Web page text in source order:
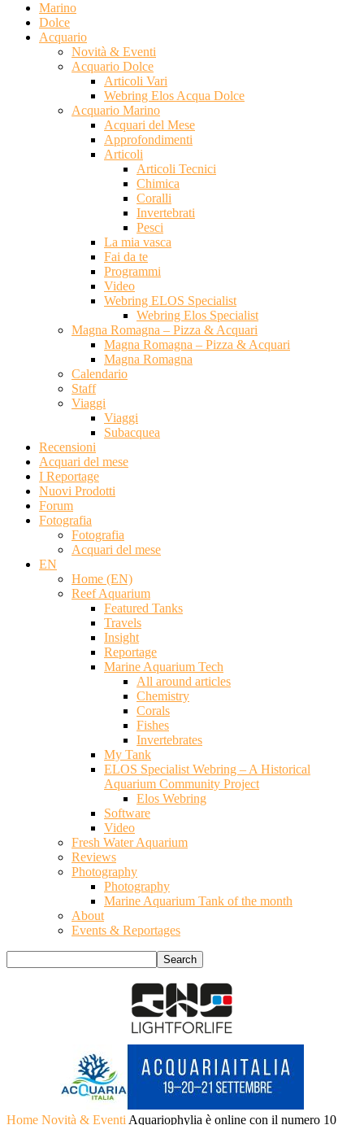
Marino
Dolce
Acquario
Novità & Eventi
Acquario Dolce
Articoli Vari
Webring Elos Acqua Dolce
Acquario Marino
Acquari del Mese
Approfondimenti
Articoli
Articoli Tecnici
Chimica
Coralli
Invertebrati
Pesci
La mia vasca
Fai da te
Programmi
Video
Webring ELOS Specialist
Webring Elos Specialist
Magna Romagna – Pizza & Acquari
Magna Romagna – Pizza & Acquari
Magna Romagna
Calendario
Staff
Viaggi
Viaggi
Subacquea
Recensioni
Acquari del mese
I Reportage
Nuovi Prodotti
Forum
Fotografia
Fotografia
Acquari del mese
EN
Home (EN)
Reef Aquarium
Featured Tanks
Travels
Insight
Reportage
Marine Aquarium Tech
All around articles
Chemistry
Corals
Fishes
Invertebrates
My Tank
ELOS Specialist Webring – A Historical
Aquarium Community Project
Elos Webring
Software
Video
Fresh Water Aquarium
Reviews
Photography
Photography
Marine Aquarium Tank of the month
About
Events & Reportages
Home Novità & Eventi Aquariophylia è online con il numero 10